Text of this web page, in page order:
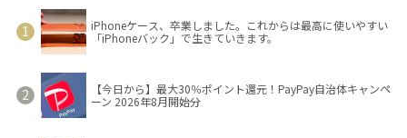
iPhoneケース、卒業しました。これからは最高に使いやすい
「iPhoneバック」で生きていきます。
【今日から】最大30％ポイント還元！PayPay自治体キャンペ
ーン 2026年8月開始分